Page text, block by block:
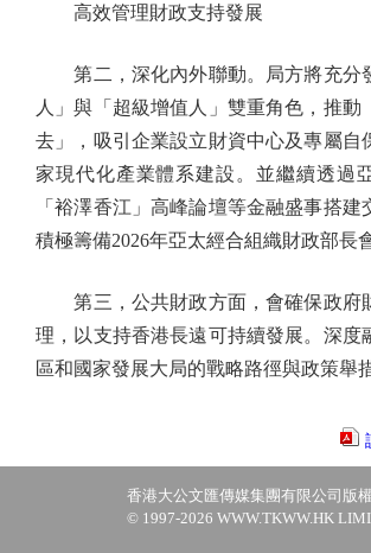
高效管理財政支持發展
第二，深化內外聯動。局方將充分
人」與「超級增值人」雙重角色，推動
去」，吸引企業設立財資中心及專屬自
家現代化產業體系建設。並繼續透過
「裕澤香江」高峰論壇等金融盛事搭建
積極籌備2026年亞太經合組織財政部長
第三，公共財政方面，會確保政府
理，以支持香港長遠可持續發展。深度
區和國家發展大局的戰略路徑與政策舉措
香港大公文匯傳媒集團有限公司版
© 1997-2026 WWW.TKWW.HK